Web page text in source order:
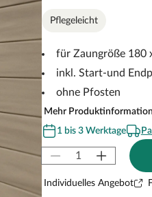
Pflegeleicht
für Zaungröße 180
inkl. Start-und
ohne Pfosten
Mehr
1 bis 3 Werktage
Individuelles Angebot